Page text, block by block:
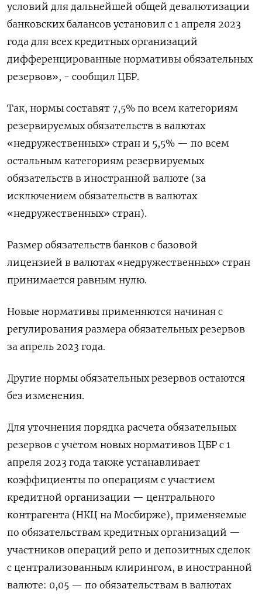
условий для дальнейшей общей девалютизации
банковских балансов установил с 1 апреля 2023
года для всех кредитных организаций
дифференцированные нормативы обязательных
резервов», - сообщил ЦБР.
Так, нормы составят 7,5% по всем категориям
резервируемых обязательств в валютах
«недружественных» стран и 5,5% — по всем
остальным категориям резервируемых
обязательств в иностранной валюте (за
исключением обязательств в валютах
«недружественных» стран).
Размер обязательств банков с базовой
лицензией в валютах «недружественных» стран
принимается равным нулю.
Новые нормативы применяются начиная с
регулирования размера обязательных резервов
за апрель 2023 года.
Другие нормы обязательных резервов остаются
без изменения.
Для уточнения порядка расчета обязательных
резервов с учетом новых нормативов ЦБР с 1
апреля 2023 года также устанавливает
коэффициенты по операциям с участием
кредитной организации — центрального
контрагента (НКЦ на Мосбирже), применяемые
по обязательствам кредитных организаций —
участников операций репо и депозитных сделок
с централизованным клирингом, в иностранной
валюте: 0,05 — по обязательствам в валютах